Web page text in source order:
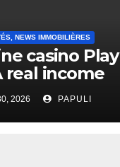
NEWS IMMOBILIÈRES
casino Play
real income
2026 PAPULI